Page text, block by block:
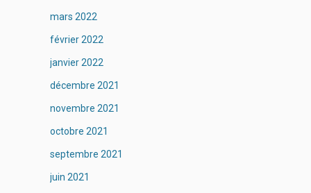
mars 2022
février 2022
janvier 2022
décembre 2021
novembre 2021
octobre 2021
septembre 2021
juin 2021